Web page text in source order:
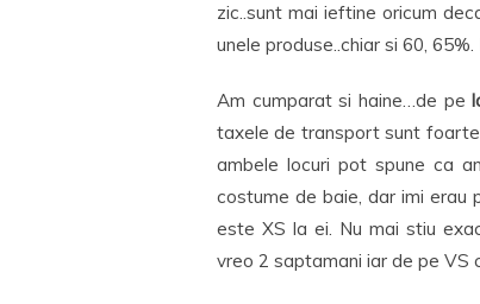
zic..sunt mai ieftine oricum
unele produse..chiar si 60,
Am cumparat si haine…de pe
taxele de transport sunt foarte
ambele locuri pot spune ca
costume de baie, dar imi erau
este XS la ei. Nu mai stiu
vreo 2 saptamani iar de pe VS